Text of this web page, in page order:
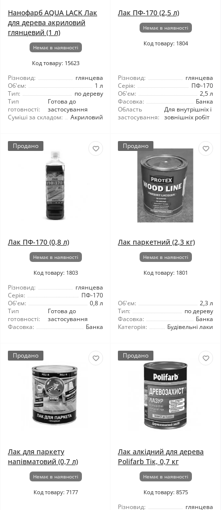
Нанофарб AQUA LACK Лак
для дерева акриловий
глянцевий (1 л)
Немає в наявності
Код товару: 15623
Різновид:
глянцева
Об'єм:
1 л
Тип:
по дереву
Тип
готовності:
Готова до
застосування
Суміші за складом:
Акриловий
Лак ПФ-170 (2,5 л)
Немає в наявності
Код товару: 1804
Різновид:
глянцева
Серія:
ПФ-170
Об'єм:
2,5 л
Фасовка:
Банка
Область
застосування:
Для внутрішніх і
зовнішніх робіт
Продано
Лак ПФ-170 (0,8 л)
Немає в наявності
Код товару: 1803
Різновид:
глянцева
Серія:
ПФ-170
Об'єм:
0,8 л
Тип
готовності:
Готова до
застосування
Фасовка:
Банка
Продано
Лак паркетний (2,3 кг)
Немає в наявності
Код товару: 1801
Об'єм:
2,3 л
Тип:
по дереву
Фасовка:
Банка
Категорія:
Будівельні лаки
Продано
Лак для паркету
напівматовий (0,7 л)
Немає в наявності
Код товару: 7177
Продано
Лак алкідний для дерева
Polifarb Тік, 0,7 кг
Немає в наявності
Код товару: 8575
Різновид: глянцева